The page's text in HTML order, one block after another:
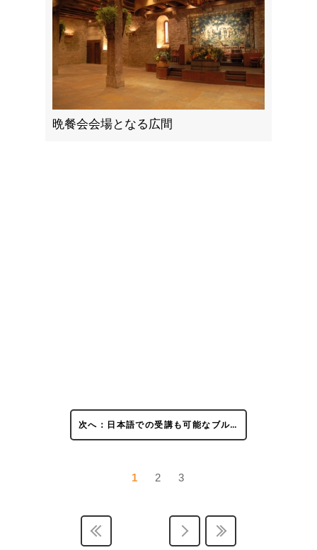
晩餐会会場となる広間
次へ：日本語での受講も可能なブル…
1 2 3